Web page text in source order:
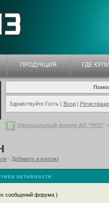
ПРОДУКЦИЯ ГДЕ
Здравствуйте Гость ( Вход|
Официальный форум АО "НПЗ"-
· Добавить в контакт
активности
сообщений форума )